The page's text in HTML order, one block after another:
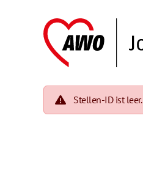
Stellen-ID ist leer.